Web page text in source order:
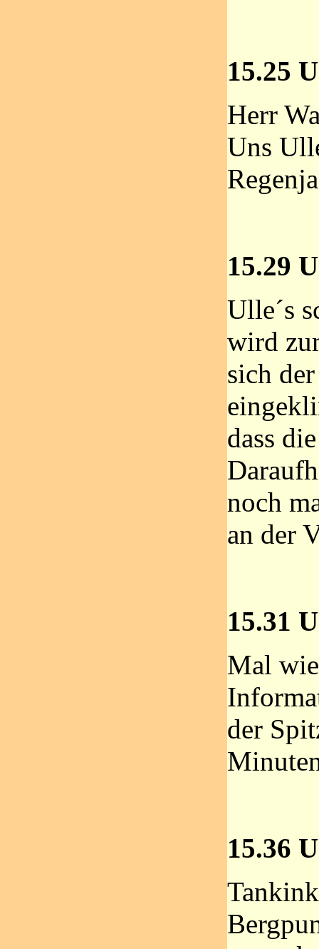
15.25
Herr
Uns
15.29
Ulle´s
wird
sich
dass
noch
an der
15.31
Mal
der
15.36